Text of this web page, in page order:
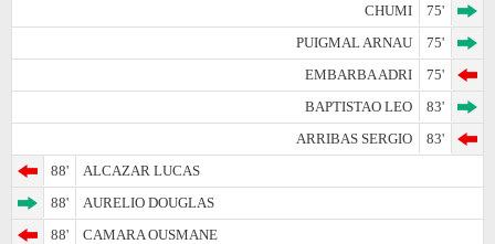
CHUMI
75'
PUIGMAL ARNAU
75'
EMBARBA ADRI
75'
BAPTISTAO LEO
83'
ARRIBAS SERGIO
83'
88'
ALCAZAR LUCAS
88'
AURELIO DOUGLAS
88'
CAMARA OUSMANE